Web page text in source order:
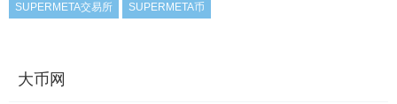
SUPERMETA交易所 SUPERMETA币
大币网